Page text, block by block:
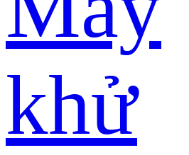
khử